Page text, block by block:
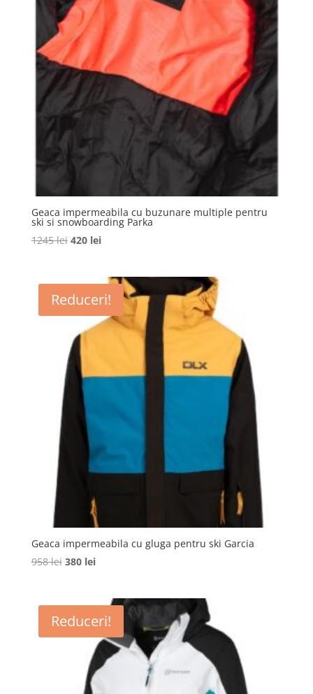
Geaca impermeabila cu buzunare multiple pentru
ski si snowboarding Parka
1245lei Prețul
fost:
1245 lei.
420 leiPrețul
420 lei.
Reduceri!
Geaca impermeabila cu gluga pentru ski Garcia
958lei Prețul
fost:
958 lei.
380 leiPrețul
380 lei.
Reduceri!